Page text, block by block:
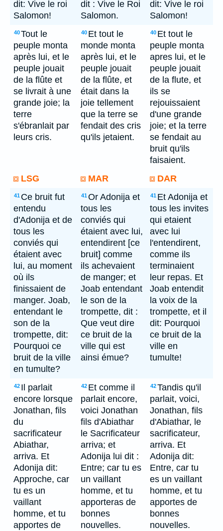
dit: Vive le roi
Salomon!
dit : Vive le Roi
Salomon.
dit: Vive le roi
Salomon!
40Tout le
peuple monta
après lui, et le
peuple jouait
de la flûte et
se livrait à une
grande joie; la
terre
s'ébranlait par
leurs cris.
40 Et tout le
monde monta
après lui, et le
peuple jouait
de la flûte, et
était dans la
joie tellement
que la terre se
fendait des cris
qu'ils jetaient.
40 Et tout le
peuple monta
apres lui, et le
peuple jouait
de la flute, et
ils se
rejouissaient
d'une grande
joie; et la terre
se fendait au
bruit qu'ils
faisaient.
LSG
MAR DAR
41 Ce bruit fut
entendu
d'Adonija et de
tous les
conviés qui
étaient avec
lui, au moment
où ils
finissaient de
manger. Joab,
entendant le
son de la
trompette, dit:
Pourquoi ce
bruit de la ville
en tumulte?
41Or Adonija et
tous les
conviés qui
étaient avec lui,
entendirent [ce
bruit] comme
ils achevaient
de manger; et
Joab entendant
le son de la
trompette, dit :
Que veut dire
ce bruit de la
ville qui est
ainsi émue?
41 Et Adonija et
tous les invites
qui etaient
avec lui
l'entendirent,
comme ils
terminaient
leur repas. Et
Joab entendit
la voix de la
trompette, et il
dit: Pourquoi
ce bruit de la
ville en
tumulte!
42 Il parlait
encore lorsque
Jonathan, fils
du
sacrificateur
Abiathar,
arriva. Et
Adonija dit:
Approche, car
tu es un
vaillant
homme, et tu
apportes de
42 Et comme il
parlait encore,
voici Jonathan
fils d'Abiathar
le Sacrificateur
arriva; et
Adonija lui dit :
Entre; car tu es
un vaillant
homme, et tu
apporteras de
bonnes
nouvelles.
42Tandis qu'il
parlait, voici,
Jonathan, fils
d'Abiathar, le
sacrificateur,
arriva. Et
Adonija dit:
Entre, car tu
es un vaillant
homme, et tu
apportes de
bonnes
nouvelles.